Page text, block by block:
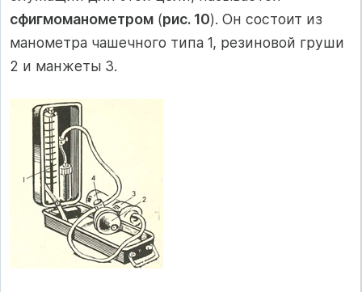
сфигмоманометром (рис. 10). Он состоит из
манометра чашечного типа 1, резиновой груши
2 и манжеты 3.